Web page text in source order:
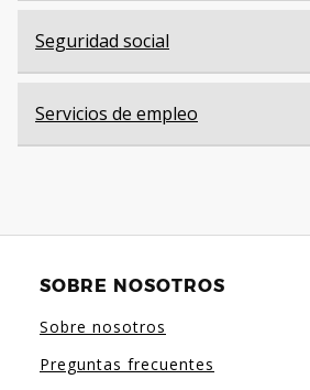
Seguridad social
Servicios de empleo
SOBRE NOSOTROS
Sobre nosotros
Preguntas frecuentes